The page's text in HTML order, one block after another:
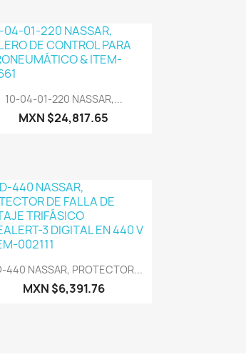
Vista rápida
10-04-01-220 NASSAR,...
MXN $24,817.65
Vista rápida
440 NASSAR, PROTECTOR...
MXN $6,391.76